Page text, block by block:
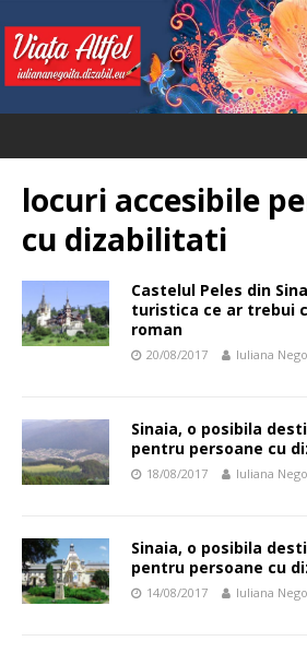
locuri accesibile
cu dizabilitati
Castelul Peles din
turistica ce ar trebui
roman
20/08/2017 Iuliana
Sinaia, o posibila
pentru persoane cu
18/08/2017 Iuliana
Sinaia, o posibila
pentru persoane cu
14/08/2017 Iuliana